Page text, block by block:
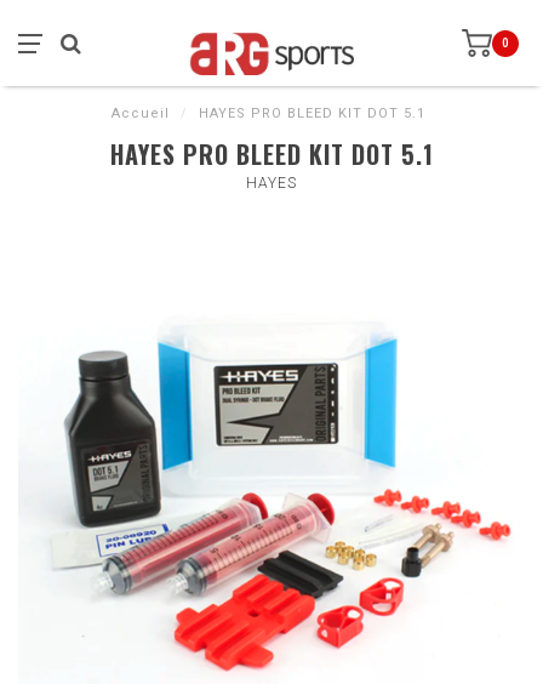
0
Accueil / HAYES PRO BLEED KIT DOT 5.1
HAYES PRO BLEED KIT DOT 5.1
HAYES